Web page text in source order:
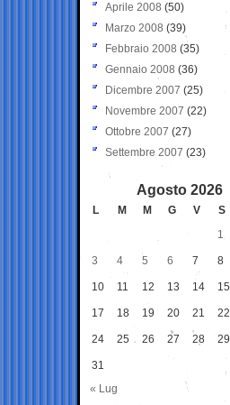
Aprile 2008 (50)
Marzo 2008 (39)
Febbraio 2008 (35)
Gennaio 2008 (36)
Dicembre 2007 (25)
Novembre 2007 (22)
Ottobre 2007 (27)
Settembre 2007 (23)
Agosto 2026
L M M G V S
1
3 4 5 6 7 8
10 11 12 13 14 15
17 18 19 20 21 22
24 25 26 27 28 29
31
« Lug